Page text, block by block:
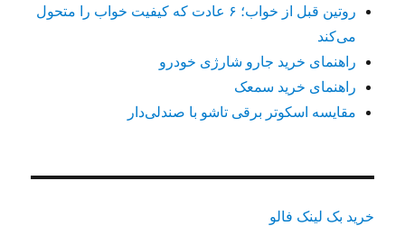
روتین قبل از خواب؛ ۶ عادت که کیفیت خواب را متحول
می‌کند
راهنمای خرید جارو شارژی خودرو
راهنمای خرید سمعک
مقایسه اسکوتر برقی تاشو با صندلی‌دار
خرید بک لینک فالو